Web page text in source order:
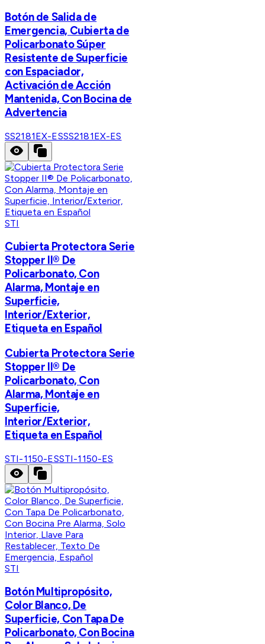
Botón de Salida de
Emergencia, Cubierta de
Policarbonato Súper
Resistente de Superficie
con Espaciador,
Activación de Acción
Mantenida, Con Bocina de
Advertencia
SS2181EX-ESSS2181EX-ES
STI
Cubierta Protectora Serie
Stopper II® De
Policarbonato, Con
Alarma, Montaje en
Superficie,
Interior/Exterior,
Etiqueta en Español
Cubierta Protectora Serie
Stopper II® De
Policarbonato, Con
Alarma, Montaje en
Superficie,
Interior/Exterior,
Etiqueta en Español
STI-1150-ESSTI-1150-ES
STI
​Botón Multipropósito,
Color Blanco, De
Superficie, Con Tapa De
Policarbonato, Con Bocina